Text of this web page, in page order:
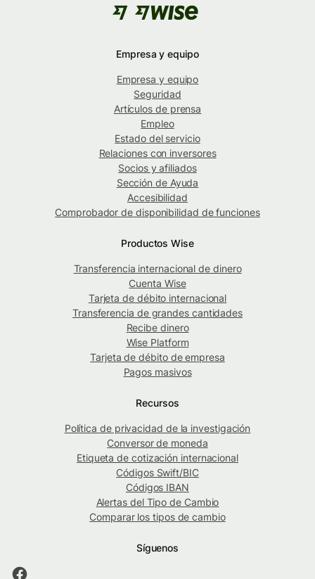
Empresa y equipo
Empresa y equipo
Seguridad
Artículos de prensa
Empleo
Estado del servicio
Relaciones con inversores
Socios y afiliados
Sección de Ayuda
Accesibilidad
Comprobador de disponibilidad de funciones
Productos Wise
Transferencia internacional de dinero
Cuenta Wise
Tarjeta de débito internacional
Transferencia de grandes cantidades
Recibe dinero
Wise Platform
Tarjeta de débito de empresa
Pagos masivos
Recursos
Política de privacidad de la investigación
Conversor de moneda
Etiqueta de cotización internacional
Códigos Swift/BIC
Códigos IBAN
Alertas del Tipo de Cambio
Comparar los tipos de cambio
Síguenos